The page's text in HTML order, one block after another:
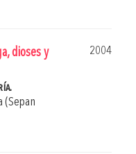
dioses y
2004
(Sepan